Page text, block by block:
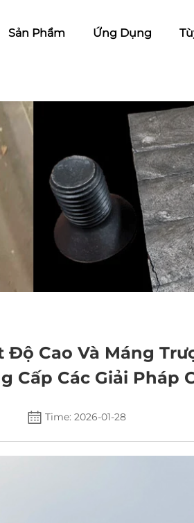
Sản Phẩm Ứng Dụng
Cao Và Máng
Cấp Các Giải Pháp
Time: 2026-01-28